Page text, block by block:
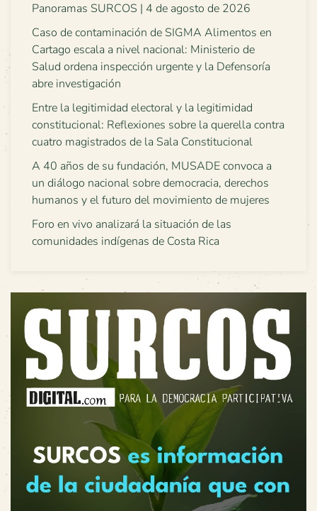
Panoramas SURCOS | 4 de agosto de 2026
Caso de contaminación de SIGMA Alimentos en
Cartago escala a nivel nacional: Ministerio de
Salud ordena inspección urgente y la Defensoría
abre investigación
Entre la legitimidad electoral y la legitimidad
constitucional: Reflexiones sobre la querella contra
cuatro magistrados de la Sala Constitucional
A 40 años de su fundación, MUSADE convoca a
un diálogo nacional sobre democracia, derechos
humanos y el futuro del movimiento de mujeres
Foro en vivo analizará la situación de las
comunidades indígenas de Costa Rica